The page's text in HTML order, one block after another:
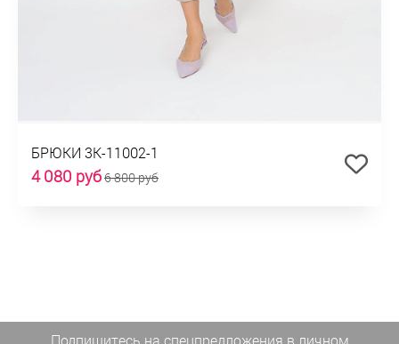
БРЮКИ 3К-11002-1
4 080 руб6 800 руб
Подпишитесь на спецпредложения в личном